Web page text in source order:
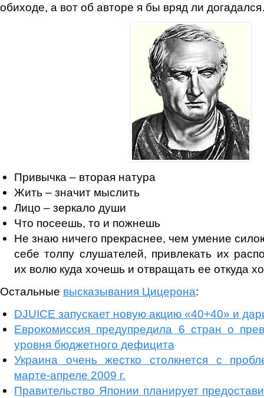
обиходе, а вот об авторе я бы вряд ли
Привычка – вторая натура
Жить – значит мыслить
Лицо – зеркало души
Что посеешь, то и пожнешь
Не знаю ничего прекраснее, чем умение
себе толпу слушателей, привлекать их
их волю куда хочешь и отвращать ее откуда
Остальные высказывания Цицерона:
DJUICE запускает новую акцию «40+40» и
Еврокомиссия предупредила 6 стран о
уровня бюджетного дефицита
Украина очень жестко столкнется с
марте-апреле 2009 г.
Правительство Японии планирует